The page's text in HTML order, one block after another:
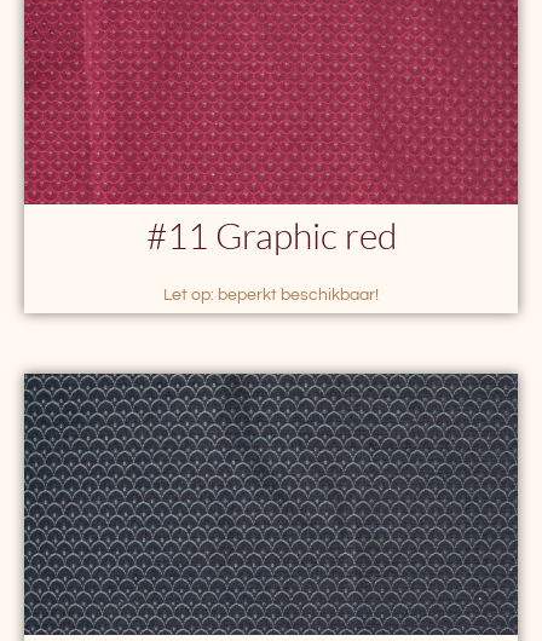
#11 Graphic red
Let op: beperkt beschikbaar!